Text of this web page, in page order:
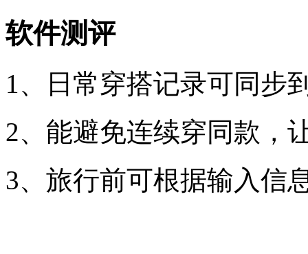
软件测评
1、日常穿搭记录可同步
2、能避免连续穿同款，
3、旅行前可根据输入信